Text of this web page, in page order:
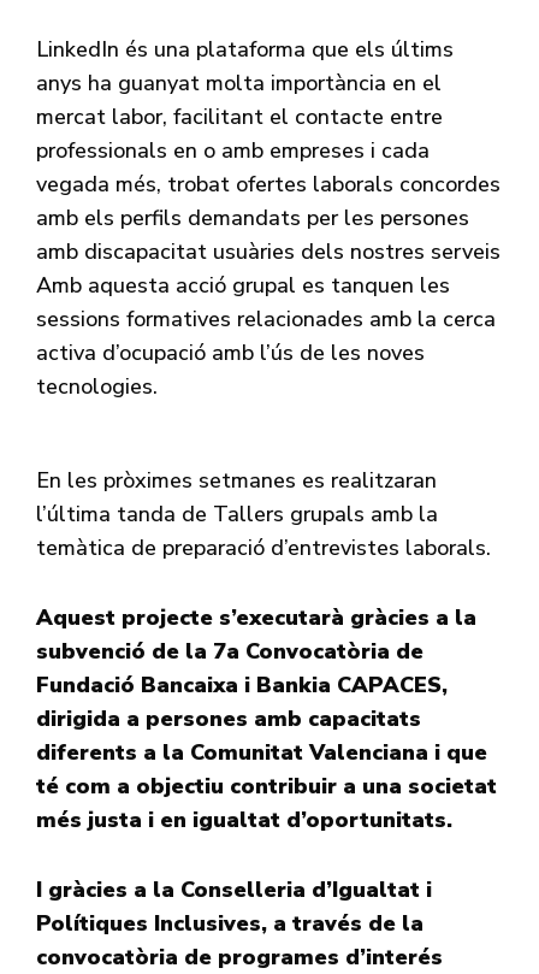
LinkedIn és una plataforma que els últims
anys ha guanyat molta importància en el
mercat labor, facilitant el contacte entre
professionals en o amb empreses i cada
vegada més, trobat ofertes laborals concordes
amb els perfils demandats per les persones
amb discapacitat usuàries dels nostres serveis
Amb aquesta acció grupal es tanquen les
sessions formatives relacionades amb la cerca
activa d’ocupació amb l’ús de les noves
tecnologies.
En les pròximes setmanes es realitzaran
l’última tanda de Tallers grupals amb la
temàtica de preparació d’entrevistes laborals.
Aquest projecte s’executarà gràcies a la
subvenció de la 7a Convocatòria de
Fundació Bancaixa i Bankia CAPACES,
dirigida a persones amb capacitats
diferents a la Comunitat Valenciana i que
té com a objectiu contribuir a una societat
més justa i en igualtat d’oportunitats.
I gràcies a la Conselleria d’Igualtat i
Polítiques Inclusives, a través de la
convocatòria de programes d’interés